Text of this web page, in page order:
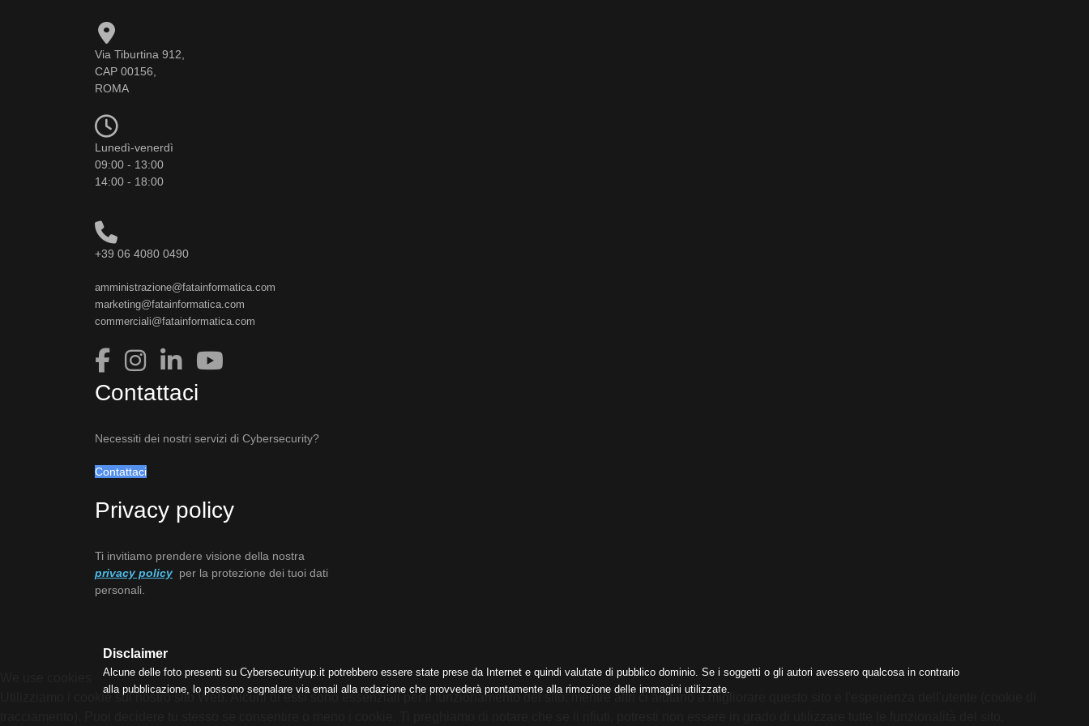
Via Tiburtina 912,
CAP 00156,
ROMA
Lunedì-venerdì
09:00 - 13:00
14:00 - 18:00
+39 06 4080 0490
amministrazione@fatainformatica.com
marketing@fatainformatica.com
commerciali@fatainformatica.com
Contattaci
Necessiti dei nostri servizi di Cybersecurity?
Contattaci
Privacy policy
Ti invitiamo prendere visione della nostra
privacy policy per la protezione dei tuoi dati
personali.
Disclaimer
Alcune delle foto presenti su Cybersecurityup.it potrebbero essere state prese da Internet e quindi valutate di pubblico dominio. Se i soggetti o gli autori avessero qualcosa in contrario
alla pubblicazione, lo possono segnalare via email alla redazione che provvederà prontamente alla rimozione delle immagini utilizzate.
Utilizziamo i cookie sul nostro sito Web. Alcuni di essi sono essenziali per il funzionamento del sito, mentre altri ci aiutano a migliorare questo sito e l'esperienza dell'utente (cookie di